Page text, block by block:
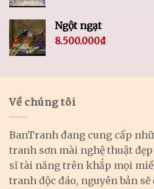
Ngột ngạt
8.500.000₫
Về chúng tôi
BanTranh đang cung cấp
tranh sơn mài nghệ thuật
sĩ tài năng trên khắp mọi
tranh độc đáo, nguyên bản